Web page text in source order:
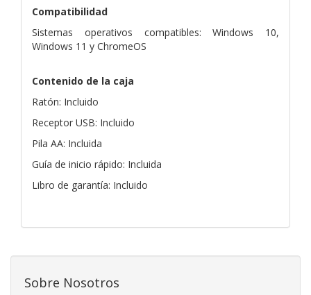
Compatibilidad
Sistemas operativos compatibles: Windows 10,
Windows 11 y ChromeOS
Contenido de la caja
Ratón: Incluido
Receptor USB: Incluido
Pila AA: Incluida
Guía de inicio rápido: Incluida
Libro de garantía: Incluido
Sobre Nosotros